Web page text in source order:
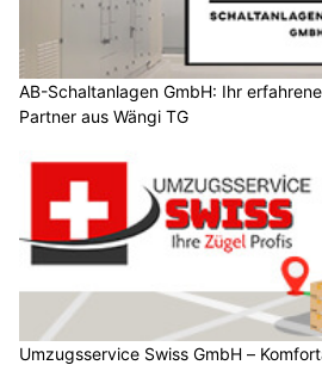
AB-Schaltanlagen GmbH: Ihr
Partner aus Wängi TG
Umzugsservice Swiss GmbH –